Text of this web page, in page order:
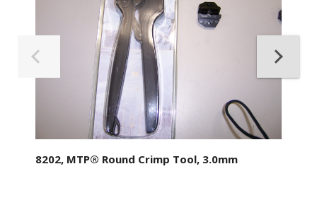
8202, MTP® Round Crimp Tool, 3.0mm